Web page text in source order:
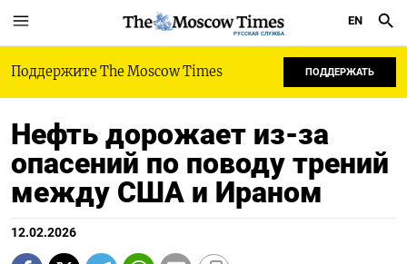
РУССКАЯ СЛУЖБА
EN
Поддержите The Moscow Times ПОДДЕРЖАТЬ
Нефть дорожает из-за
опасений по поводу трений
между США и Ираном
12.02.2026